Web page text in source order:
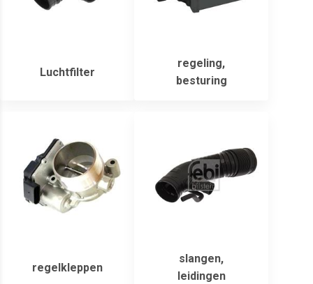
Luchtfilter
regeling,
besturing
regelkleppen
slangen,
leidingen